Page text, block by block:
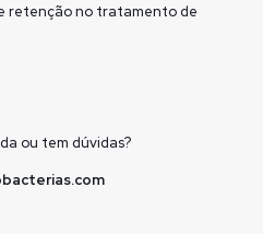
retenção no tratamento de
ou tem dúvidas?